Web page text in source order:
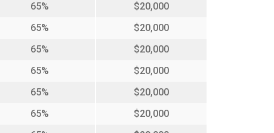
65%
65%
65%
65%
65%
65%
$20,000
$20,000
$20,000
$20,000
$20,000
$20,000